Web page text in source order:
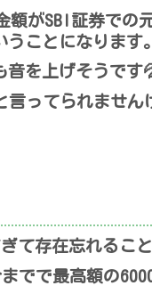
額がSBI証券での
ことになります。
音を上げそうです
言ってられませ
て存在忘れるこ
でで最高額の